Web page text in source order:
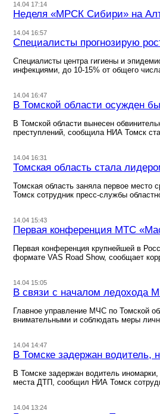
14.04 17:14
Неделя «МРСК Сибири» на
14.04 16:57
Специалисты прогнозирую
Специалисты центра гигиены и
инфекциями, до 10-15% от общего
14.04 16:47
В Томской области осужден
В Томской области вынесен
преступлений, сообщила НИА Томск
14.04 16:31
Томская область стала
Томская область заняла первое место
Томск сотрудник пресс-службы
14.04 15:43
Первая конференция МТС
Первая конференция крупнейшей в
формате VAS Road Show, сообщает
14.04 15:05
В связи с началом ледохода
Главное управление МЧС по Томской
внимательными и соблюдать меры
14.04 14:47
В Томске задержан
В Томске задержан водитель
места ДТП, сообщил НИА Томск
14.04 13:24